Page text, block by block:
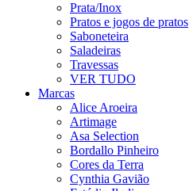
Prata/Inox
Pratos e jogos de pratos
Saboneteira
Saladeiras
Travessas
VER TUDO
Marcas
Alice Aroeira
Artimage
Asa Selection
Bordallo Pinheiro
Cores da Terra
Cynthia Gavião